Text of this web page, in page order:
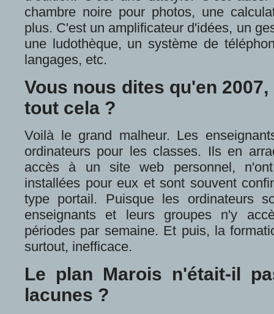
chambre noire pour photos, une
plus. C'est un amplificateur d'idées, un
une ludothèque, un système de
langages, etc.
Vous nous dites qu'en
tout cela ?
Voilà le grand malheur. Les
ordinateurs pour les classes. Ils en
accès à un site web personnel,
installées pour eux et sont souvent
type portail. Puisque les ordinateurs
enseignants et leurs groupes n'y
périodes par semaine. Et puis, la
surtout, inefficace.
Le plan Marois n'était-il
lacunes ?